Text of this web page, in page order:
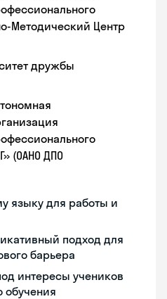
Методический Центр
дружбы
(ОАНО ДПО
языку для работы и
подход для
барьера
интересы учеников
обучения